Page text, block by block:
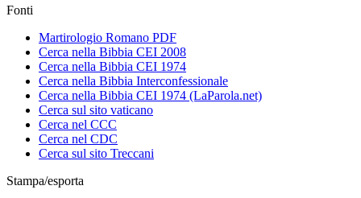
Fonti
Martirologio Romano PDF
Cerca nella Bibbia CEI 2008
Cerca nella Bibbia CEI 1974
Cerca nella Bibbia Interconfessionale
Cerca nella Bibbia CEI 1974 (LaParola.net)
Cerca sul sito vaticano
Cerca nel CCC
Cerca nel CDC
Cerca sul sito Treccani
Stampa/esporta